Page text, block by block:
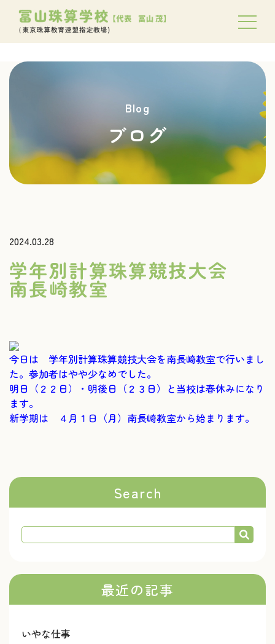
Blog
ブログ
2024.03.28
学年別計算珠算競技大会
南長崎教室
今日は 学年別計算珠算競技大会を南長崎教室で行いまし
た。参加者はやや少なめでした。
明日（２２日）・明後日（２３日）と当校は春休みになり
ます。
新学期は ４月１日（月）南長崎教室から始まります。
Search
最近の記事
いやな仕事